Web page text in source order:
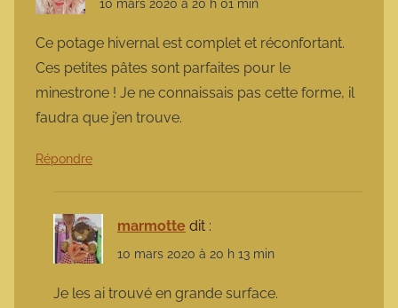
10 mars 2020 à 20 h 01 min
Ce potage hivernal est complet et réconfortant.
Ces petites pâtes sont parfaites pour le
minestrone ! Je ne connaissais pas cette forme, il
faudra que j’en trouve.
Répondre
marmotte dit :
10 mars 2020 à 20 h 13 min
Je les ai trouvé en grande surface.